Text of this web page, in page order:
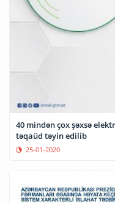
40 mindən çox şəxsə
təqaüd təyin edilib
25-01-2020